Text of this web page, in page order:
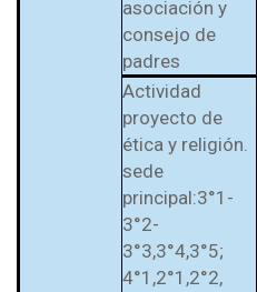
Prest-Math para
Quiero Saber
asociación y
consejo de
padres
Actividad
proyecto de
ética y religión.
sede
principal:3°1-
3°2-
3°3,3°4,3°5;
4°1,2°1,2°2,